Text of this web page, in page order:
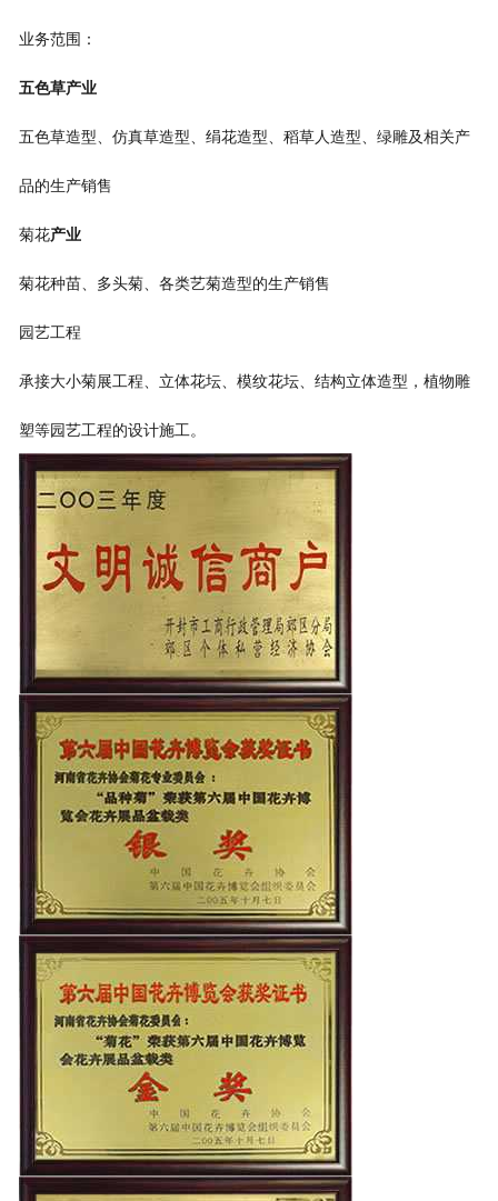
业务范围：
五色草产业
五色草造型、仿真草造型、绢花造型、稻草人造型、绿雕及相关产
品的生产销售
菊花产业
菊花种苗、多头菊、各类艺菊造型的生产销售
园艺工程
承接大小菊展工程、立体花坛、模纹花坛、结构立体造型，植物雕
塑等园艺工程的设计施工。